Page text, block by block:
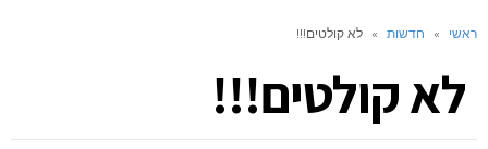
ראשי » חדשות » לא קולטים!!!
לא קולטים!!!